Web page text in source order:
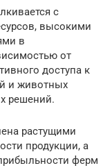
с
высокими
в
от
доступа к
и животных
решений.
растущими
продукции, а
ферм